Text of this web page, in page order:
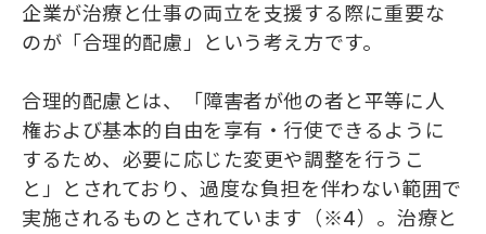
企業が治療と仕事の両立を支援する際に重要な
のが「合理的配慮」という考え方です。
合理的配慮とは、「障害者が他の者と平等に人
権および基本的自由を享有・行使できるように
するため、必要に応じた変更や調整を行うこ
と」とされており、過度な負担を伴わない範囲で
実施されるものとされています（※4）。治療と